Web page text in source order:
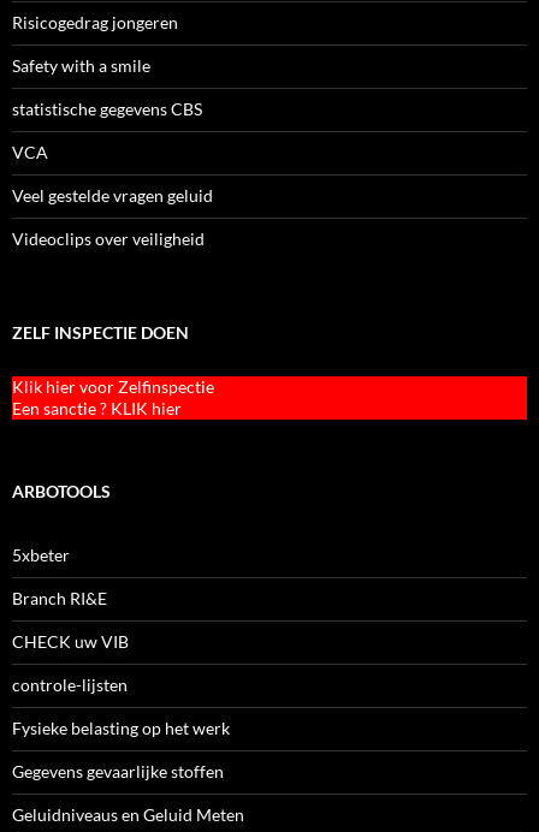
Risicogedrag jongeren
Safety with a smile
statistische gegevens CBS
VCA
Veel gestelde vragen geluid
Videoclips over veiligheid
ZELF INSPECTIE DOEN
Klik hier voor Zelfinspectie
Een sanctie ? KLIK hier
ARBOTOOLS
5xbeter
Branch RI&E
CHECK uw VIB
controle-lijsten
Fysieke belasting op het werk
Gegevens gevaarlijke stoffen
Geluidniveaus en Geluid Meten